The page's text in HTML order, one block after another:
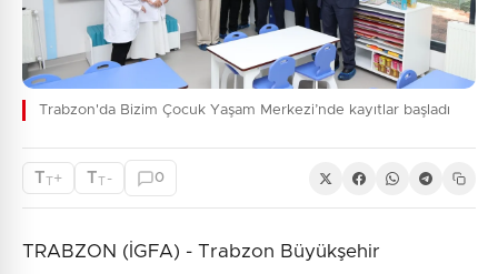
Trabzon'da Bizim Çocuk Yaşam Merkezi’nde kayıtlar başladı
TT+ TT - 0
TRABZON (İGFA) - Trabzon Büyükşehir